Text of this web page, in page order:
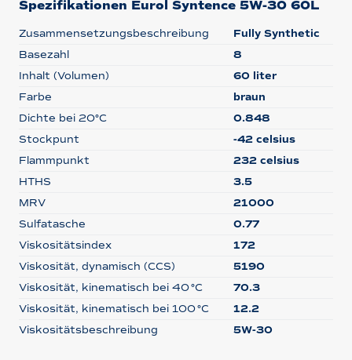
Spezifikationen Eurol Syntence 5W-30 60L
Zusammensetzungsbeschreibung
Fully Synthetic
Basezahl
8
Inhalt (Volumen)
60 liter
Farbe
braun
Dichte bei 20°C
0.848
Stockpunt
-42 celsius
Flammpunkt
232 celsius
HTHS
3.5
MRV
21000
Sulfatasche
0.77
Viskositätsindex
172
Viskosität, dynamisch (CCS)
5190
Viskosität, kinematisch bei 40 °C
70.3
Viskosität, kinematisch bei 100 °C
12.2
Viskositätsbeschreibung
5W-30